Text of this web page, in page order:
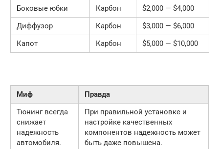
Боковые юбки
Карбон
$2,000 — $4,000
Диффузор
Карбон
$3,000 — $6,000
Капот
Карбон $5,000 — $10,000
Миф
Правда
Тюнинг всегда
снижает
надежность
автомобиля.
При правильной установке и
настройке качественных
компонентов надежность может
быть даже повышена.